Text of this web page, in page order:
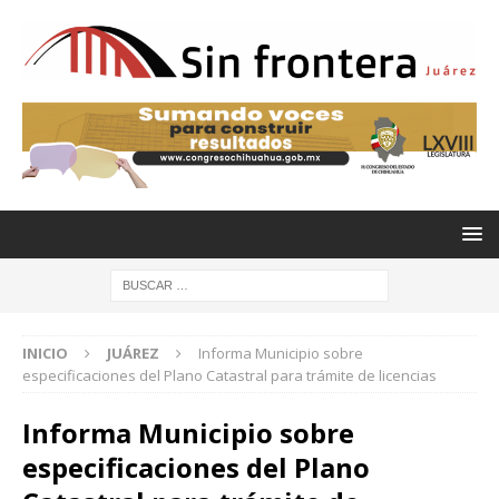
INICIO JUÁREZ
Informa Municipio sobre
especificaciones del Plano Catastral para trámite de licencias
Informa Municipio sobre
especificaciones del Plano